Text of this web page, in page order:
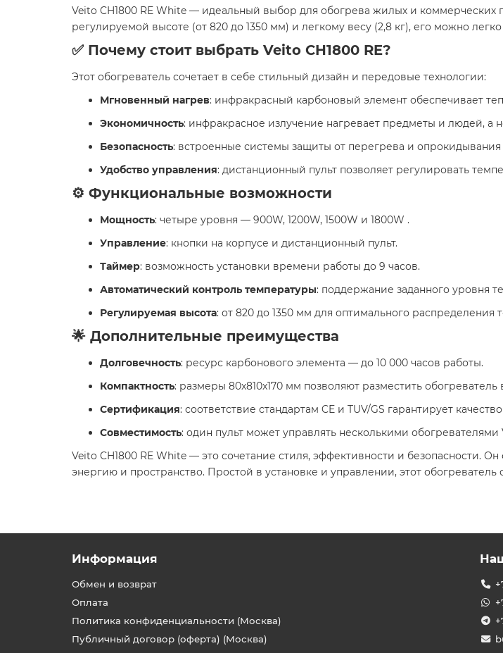
Veito CH1800 RE White — идеальный выбор для обогрева жилых и
регулируемой высоте (от 820 до 1350 мм) и легкому весу (2,8 кг), его можно
✅ Почему стоит выбрать Veito CH1800 RE?
Этот обогреватель сочетает в себе стильный дизайн и передовые технологии:
Мгновенный нагрев: инфракрасный карбоновый элемент обеспечивает
Экономичность: инфракрасное излучение нагревает предметы и людей, а
Безопасность: встроенные системы защиты от перегрева и
Удобство управления: дистанционный пульт позволяет регулировать
⚙️ Функциональные возможности
Мощность: четыре уровня — 900W, 1200W, 1500W и 1800W .
Управление: кнопки на корпусе и дистанционный пульт.
Таймер: возможность установки времени работы до 9 часов.
Автоматический контроль температуры: поддержание заданного уровня
Регулируемая высота: от 820 до 1350 мм для оптимального распределения
🌟 Дополнительные преимущества
Долговечность: ресурс карбонового элемента — до 10 000 часов работы.
Компактность: размеры 80x810x170 мм позволяют разместить
Сертификация: соответствие стандартам CE и TUV/GS гарантирует
Совместимость: один пульт может управлять несколькими обогревателями
Veito CH1800 RE White — это сочетание стиля, эффективности и безопасности.
энергию и пространство. Простой в установке и управлении, этот
Информация
Обмен и возврат
Оплата
Политика конфиденциальности (Москва)
Публичный договор (оферта) (Москва)